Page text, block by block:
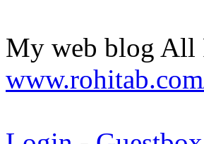
My web blog All